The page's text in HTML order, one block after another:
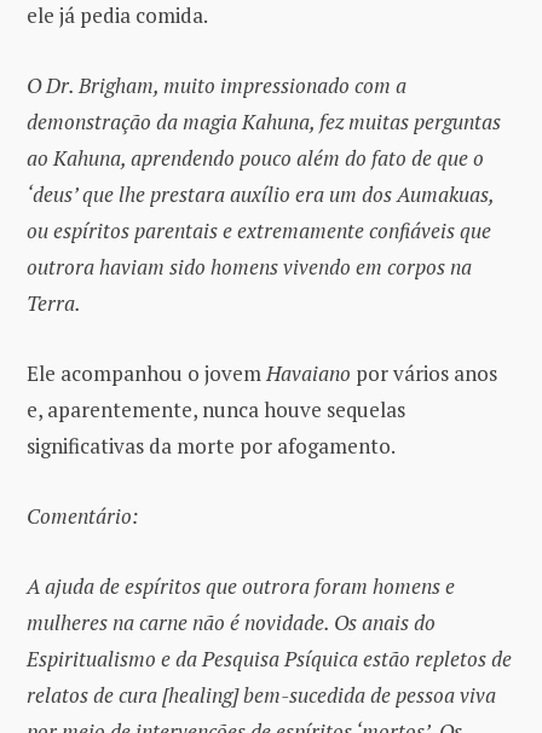
ele já pedia comida.
O Dr. Brigham, muito impressionado com a
demonstração da magia Kahuna, fez muitas perguntas
ao Kahuna, aprendendo pouco além do fato de que o
‘deus’ que lhe prestara auxílio era um dos Aumakuas,
ou espíritos parentais e extremamente confiáveisque
outrora haviam sido homens vivendo em corpos na
Terra.
Ele acompanhou o jovemHavaiano por vários anos
e, aparentemente, nunca houve sequelas
significativas da morte por afogamento.
Comentário:
A ajuda de espíritos que outrora foram homens e
mulheres na carne não é novidade. Os anais do
Espiritualismo e da Pesquisa Psíquica estão repletos de
relatos de cura [healing] bem-sucedida de pessoa viva